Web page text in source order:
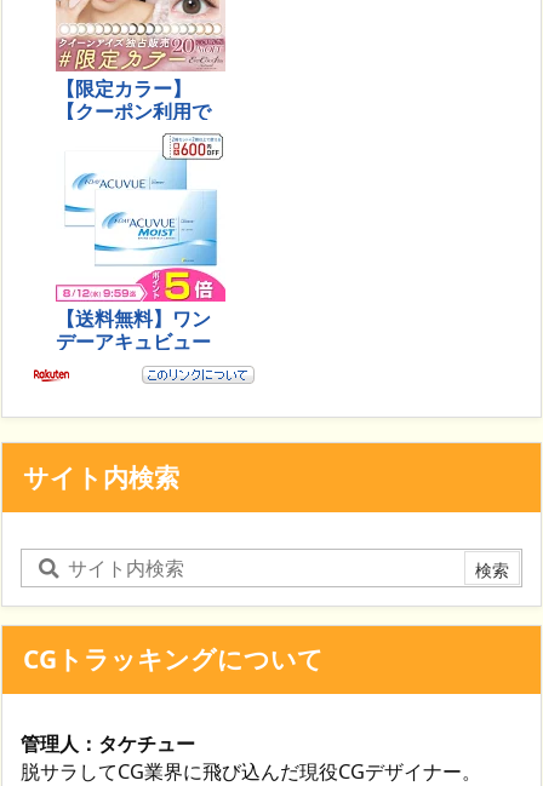
サイト内検索
CGトラッキングについて
管理人：タケチュー
脱サラしてCG業界に飛び込んだ現役CGデザイナー。